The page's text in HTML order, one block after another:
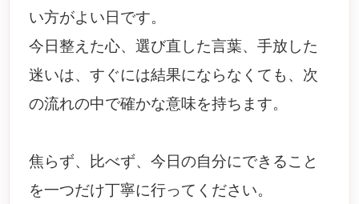
い方がよい日です。
今日整えた心、選び直した言葉、手放した
迷いは、すぐには結果にならなくても、次
の流れの中で確かな意味を持ちます。
焦らず、比べず、今日の自分にできること
を一つだけ丁寧に行ってください。